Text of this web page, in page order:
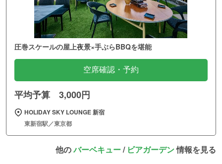
圧巻スケールの屋上夜景×手ぶらBBQを堪能
空席確認・予約
平均予算 3,000円
HOLIDAY SKY LOUNGE 新宿
東新宿駅／東京都
他のバーベキュー/ ビアガーデン情報を見る